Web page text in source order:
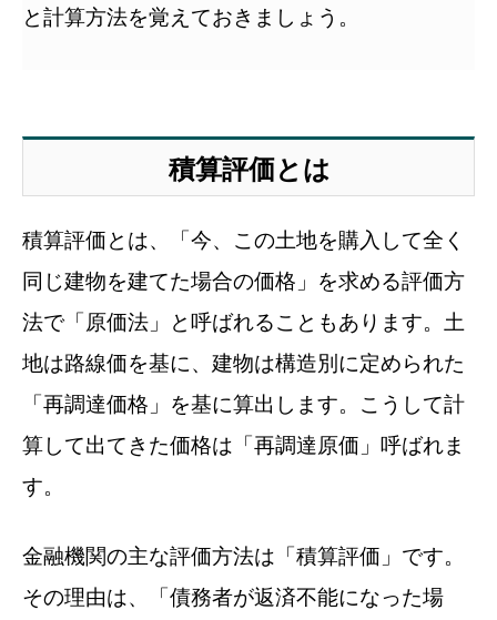
と計算方法を覚えておきましょう。
積算評価とは
積算評価とは、「今、この土地を購入して全く
同じ建物を建てた場合の価格」を求める評価方
法で「原価法」と呼ばれることもあります。土
地は路線価を基に、建物は構造別に定められた
「再調達価格」を基に算出します。こうして計
算して出てきた価格は「再調達原価」呼ばれま
す。
金融機関の主な評価方法は「積算評価」です。
その理由は、「債務者が返済不能になった場